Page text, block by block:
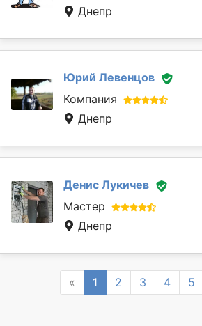
Днепр
Юрий Левенцов
Компания
Днепр
Денис Лукичев
Мастер
Днепр
« Previous
1 2 3 4 5